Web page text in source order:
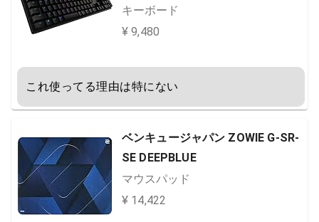
キーボード
¥ 9,480
これ使ってる理由は特にない
ベンキュージャパン ZOWIE G-SR-
SE DEEPBLUE
マウスパッド
¥ 14,422